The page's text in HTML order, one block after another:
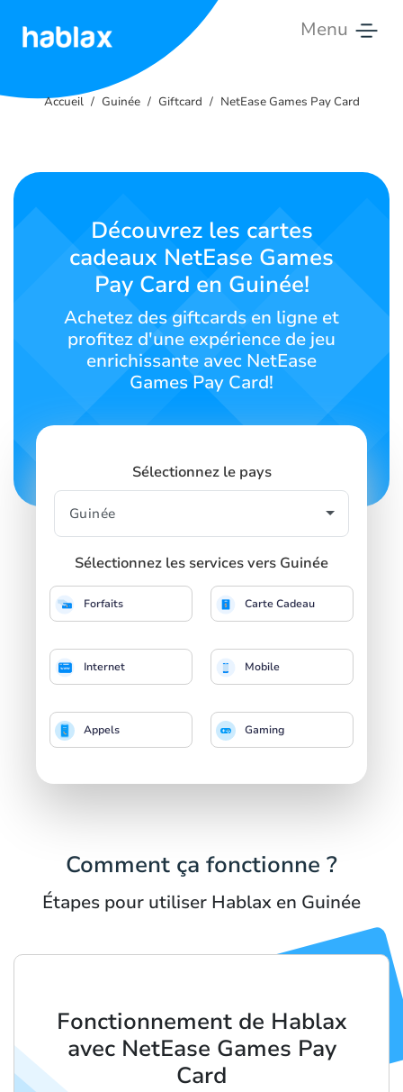
Menu
Tarifs
Contactez-
nous
SIGN UP
Accueil Guinée Giftcard NetEase Games Pay Card
Découvrez les cartes
cadeaux NetEase Games
Pay Card en Guinée!
Achetez des giftcards en ligne et
profitez d'une expérience de jeu
enrichissante avec NetEase
Games Pay Card!
Sélectionnez le pays
Sélectionnez les services vers Guinée
Forfaits Carte Cadeau
Internet Mobile
Appels Gaming
Comment ça fonctionne ?
Étapes pour utiliser Hablax en Guinée
Fonctionnement de Hablax
avec NetEase Games Pay
Card